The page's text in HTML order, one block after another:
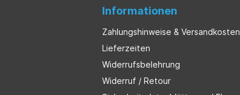
Informationen
Zahlungshinweise & Versandkosten
Lieferzeiten
Widerrufsbelehrung
Widerruf / Retour